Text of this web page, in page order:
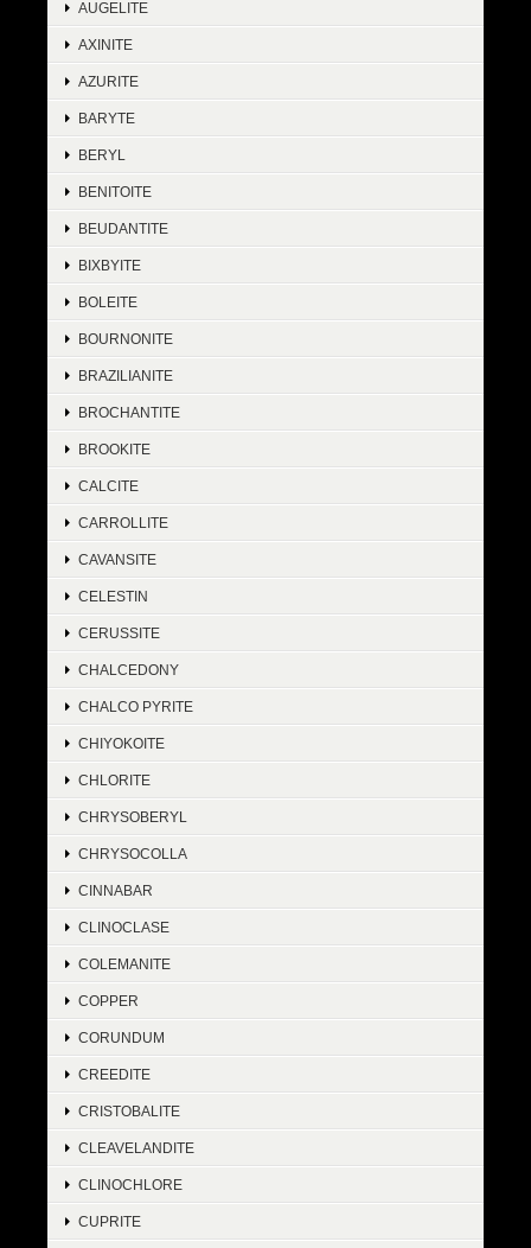
AUGELITE
AXINITE
AZURITE
BARYTE
BERYL
BENITOITE
BEUDANTITE
BIXBYITE
BOLEITE
BOURNONITE
BRAZILIANITE
BROCHANTITE
BROOKITE
CALCITE
CARROLLITE
CAVANSITE
CELESTIN
CERUSSITE
CHALCEDONY
CHALCO PYRITE
CHIYOKOITE
CHLORITE
CHRYSOBERYL
CHRYSOCOLLA
CINNABAR
CLINOCLASE
COLEMANITE
COPPER
CORUNDUM
CREEDITE
CRISTOBALITE
CLEAVELANDITE
CLINOCHLORE
CUPRITE